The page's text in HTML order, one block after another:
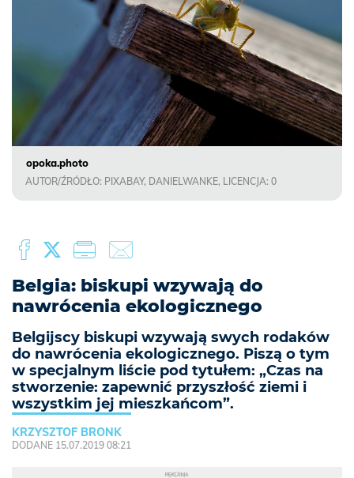
opoka.photo
AUTOR/ŹRÓDŁO: PIXABAY, DANIELWANKE, LICENCJA: 0
Belgia: biskupi wzywają do
nawrócenia ekologicznego
Belgijscy biskupi wzywają swych rodaków
do nawrócenia ekologicznego. Piszą o tym
w specjalnym liście pod tytułem: „Czas na
stworzenie: zapewnić przyszłość ziemi i
wszystkim jej mieszkańcom”.
KRZYSZTOF BRONK
DODANE 15.07.2019 08:21
REKLAMA